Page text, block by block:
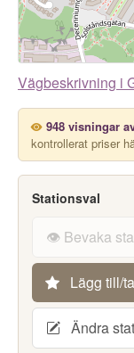
Vägbeskrivning i
948 visningar
kontrollerat priser
Stationsval
👁️ Bevaka
Lägg till/
Ändra